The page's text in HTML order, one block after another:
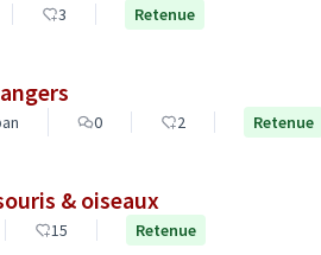
3 Retenue
0 2 Retenue
& oiseaux
15 Retenue